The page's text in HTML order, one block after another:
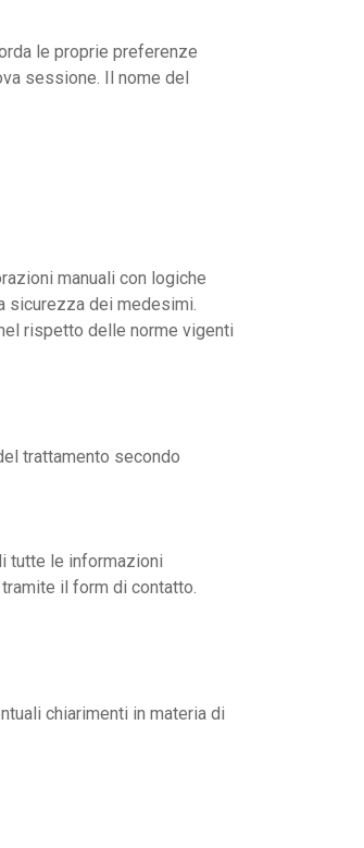
le proprie preferenze
sessione. Il nome del
manuali con logiche
sicurezza dei medesimi.
rispetto delle norme vigenti
trattamento secondo
tutte le informazioni
il form di contatto.
chiarimenti in materia di